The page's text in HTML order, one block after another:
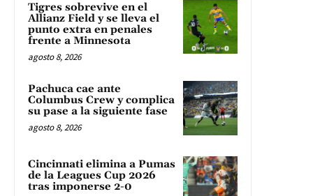
Tigres sobrevive en el
Allianz Field y se lleva el
punto extra en penales
frente a Minnesota
agosto 8, 2026
Pachuca cae ante
Columbus Crew y complica
su pase a la siguiente fase
agosto 8, 2026
Cincinnati elimina a Pumas
de la Leagues Cup 2026
tras imponerse 2-0